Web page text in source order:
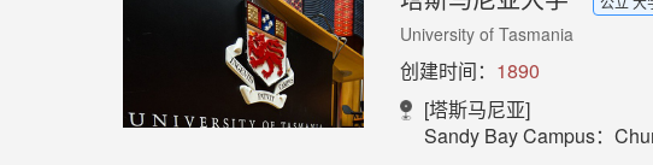
University of Tasmania
创建时间： 1890
[塔斯马尼亚]
Sandy Bay Campus：Churchil Avenue，